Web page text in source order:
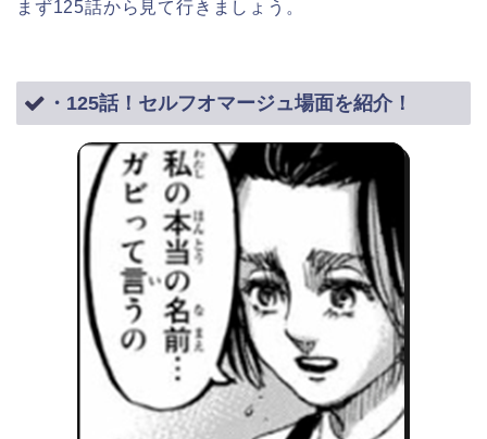
まず125話から見て行きましょう。
・125話！セルフオマージュ場面を紹介！